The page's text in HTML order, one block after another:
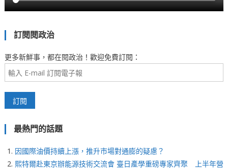
訂閱閱政治
更多新鮮事，都在閱政治！歡迎免費訂閱：
最熱門的話題
因國際油價持續上漲，推升市場對通膨的疑慮？
熙特爾赴東京辦能源技術交流會 臺日產學重磅專家齊聚 上半年營